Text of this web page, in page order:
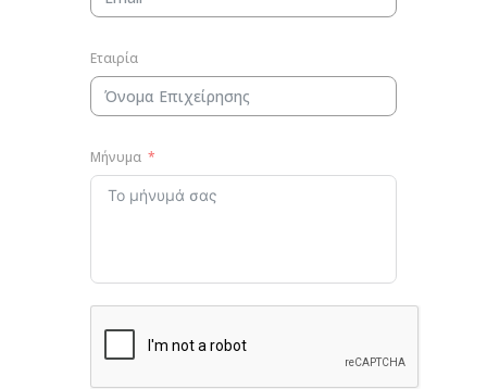
Εταιρία
Μήνυμα